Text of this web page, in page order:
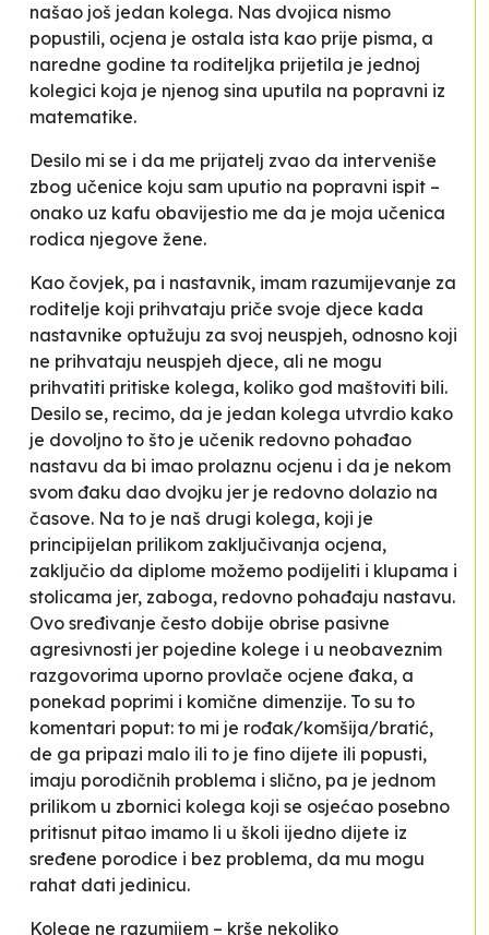
našao još jedan kolega. Nas dvojica nismo
popustili, ocjena je ostala ista kao prije pisma, a
naredne godine ta roditeljka prijetila je jednoj
kolegici koja je njenog sina uputila na popravni iz
matematike.
Desilo mi se i da me prijatelj zvao da interveniše
zbog učenice koju sam uputio na popravni ispit –
onako uz kafu obavijestio me da je moja učenica
rodica njegove žene.
Kao čovjek, pa i nastavnik, imam razumijevanje za
roditelje koji prihvataju priče svoje djece kada
nastavnike optužuju za svoj neuspjeh, odnosno koji
ne prihvataju neuspjeh djece, ali ne mogu
prihvatiti pritiske kolega, koliko god maštoviti bili.
Desilo se, recimo, da je jedan kolega utvrdio kako
je dovoljno to što je učenik redovno pohađao
nastavu da bi imao prolaznu ocjenu i da je nekom
svom đaku dao dvojku jer je redovno dolazio na
časove. Na to je naš drugi kolega, koji je
principijelan prilikom zaključivanja ocjena,
zaključio da diplome možemo podijeliti i klupama i
stolicama jer, zaboga, redovno pohađaju nastavu.
Ovo sređivanje često dobije obrise pasivne
agresivnosti jer pojedine kolege i u neobaveznim
razgovorima uporno provlače ocjene đaka, a
ponekad poprimi i komične dimenzije. To su to
komentari poput: to mi je rođak/komšija/bratić,
de ga pripazi malo ili to je fino dijete ili popusti,
imaju porodičnih problema i slično, pa je jednom
prilikom u zbornici kolega koji se osjećao posebno
pritisnut pitao imamo li u školi ijedno dijete iz
sređene porodice i bez problema, da mu mogu
rahat dati jedinicu.
Kolege ne razumijem – krše nekoliko